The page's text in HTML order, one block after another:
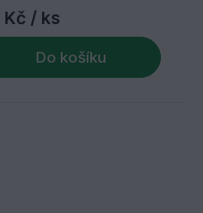
Kč / ks
Do košíku